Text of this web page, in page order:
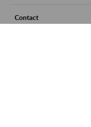
Contact